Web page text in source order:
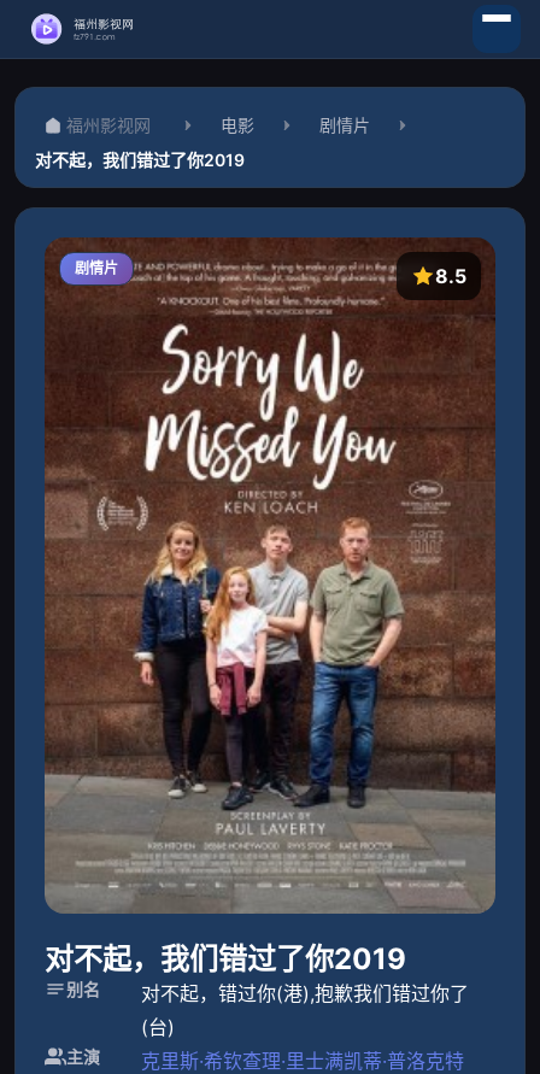
福州影视网 电影
剧情片
对不起，我们错过了你2019
剧情片 8.5
对不起，我们错过了你2019
别名
对不起，错过你(港),抱歉我们错过你了
(台)
主演 克里斯·希钦查理·里士满凯蒂·普洛克特